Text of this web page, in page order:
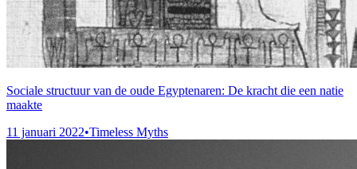
Sociale structuur van de oude Egyptenaren: De kracht die een natie
maakte
11 januari 2022•Timeless Myths